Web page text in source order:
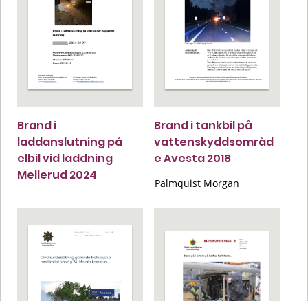
Brand i
laddanslutning på
elbil vid laddning
Mellerud 2024
Brand i tankbil på
vattenskyddsområd
e Avesta 2018
Palmquist Morgan